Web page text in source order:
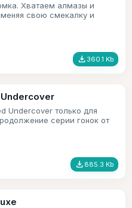
Хватаем алмазы и
свою смекалку и
file_download 360.1 Kb
Undercover только для
серии гонок от
file_download 885.3 Kb